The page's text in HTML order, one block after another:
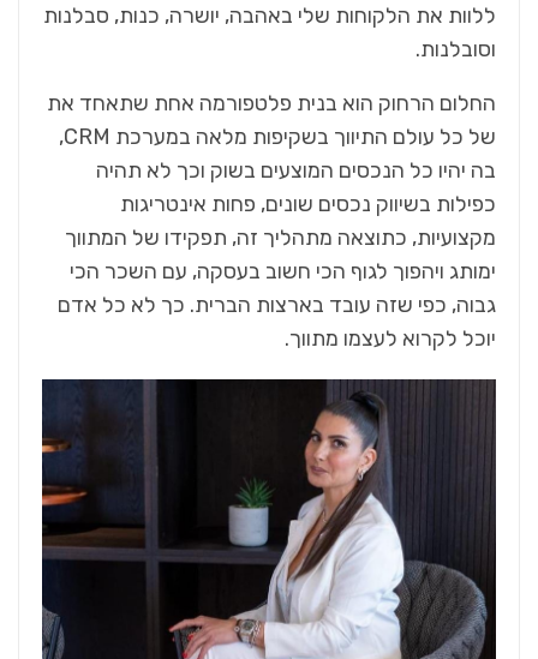
ללוות את הלקוחות שלי באהבה, יושרה, כנות, סבלנות
וסובלנות.
החלום הרחוק הוא בנית פלטפורמה אחת שתאחד את
של כל עולם התיווך בשקיפות מלאה במערכת CRM,
בה יהיו כל הנכסים המוצעים בשוק וכך לא תהיה
כפילות בשיווק נכסים שונים, פחות אינטריגות
מקצועיות, כתוצאה מתהליך זה, תפקידו של המתווך
ימותג ויהפוך לגוף הכי חשוב בעסקה, עם השכר הכי
גבוה, כפי שזה עובד בארצות הברית. כך לא כל אדם
יוכל לקרוא לעצמו מתווך.